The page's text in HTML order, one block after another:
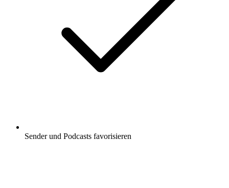
Sender und Podcasts favorisieren